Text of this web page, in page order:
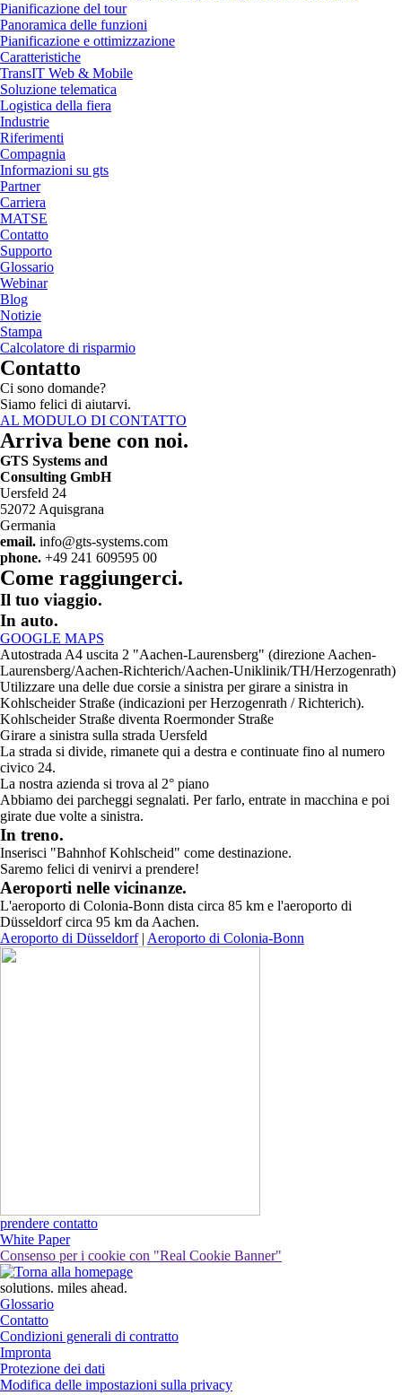
Pianificazione del tour
Panoramica delle funzioni
Pianificazione e ottimizzazione
Caratteristiche
TransIT Web & Mobile
Soluzione telematica
Logistica della fiera
Industrie
Riferimenti
Compagnia
Informazioni su gts
Partner
Carriera
MATSE
Contatto
Supporto
Glossario
Webinar
Blog
Notizie
Stampa
Calcolatore di risparmio
Contatto
Ci sono domande?
Siamo felici di aiutarvi.
AL MODULO DI CONTATTO
Arriva bene con noi.
GTS Systems and
Consulting GmbH
Uersfeld 24
52072 Aquisgrana
Germania
email. info@gts-systems.com
phone. +49 241 609595 00
Come raggiungerci.
Il tuo viaggio.
In auto.
GOOGLE MAPS
Autostrada A4 uscita 2 "Aachen-Laurensberg" (direzione Aachen-
Laurensberg/Aachen-Richterich/Aachen-Uniklinik/TH/Herzogenrath)
Utilizzare una delle due corsie a sinistra per girare a sinistra in
Kohlscheider Straße (indicazioni per Herzogenrath / Richterich).
Kohlscheider Straße diventa Roermonder Straße
Girare a sinistra sulla strada Uersfeld
La strada si divide, rimanete qui a destra e continuate fino al numero
civico 24.
La nostra azienda si trova al 2° piano
Abbiamo dei parcheggi segnalati. Per farlo, entrate in macchina e poi
girate due volte a sinistra.
In treno.
Inserisci "Bahnhof Kohlscheid" come destinazione.
Saremo felici di venirvi a prendere!
Aeroporti nelle vicinanze.
L'aeroporto di Colonia-Bonn dista circa 85 km e l'aeroporto di
Düsseldorf circa 95 km da Aachen.
Aeroporto di Düsseldorf| Aeroporto di Colonia-Bonn
prendere contatto
White Paper
Consenso per i cookie con "Real Cookie Banner"
solutions. miles ahead.
Glossario
Contatto
Condizioni generali di contratto
Impronta
Protezione dei dati
Modifica delle impostazioni sulla privacy